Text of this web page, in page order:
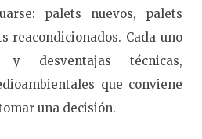
palets nuevos, palets
reacondicionados. Cada uno
desventajas técnicas,
que conviene
una decisión.